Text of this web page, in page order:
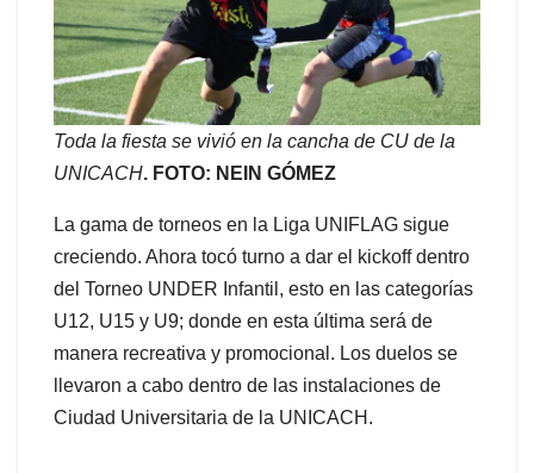
Toda la fiesta se vivió en la cancha de CU de la
UNICACH. FOTO: NEIN GÓMEZ
La gama de torneos en la Liga UNIFLAG sigue
creciendo. Ahora tocó turno a dar el kickoff dentro
del Torneo UNDER Infantil, esto en las categorías
U12, U15 y U9; donde en esta última será de
manera recreativa y promocional. Los duelos se
llevaron a cabo dentro de las instalaciones de
Ciudad Universitaria de la UNICACH.